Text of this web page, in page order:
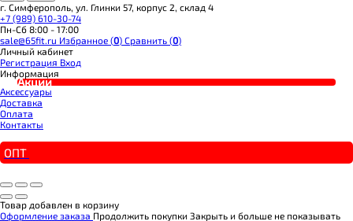
г. Симферополь, ул. Глинки 57, корпус 2, склад 4
+7 (989) 610-30-74
Пн-Сб 8:00 - 17:00
sale@65fit.ru Избранное (0) Сравнить (0)
Личный кабинет
Регистрация Вход
Информация
Акции
Аксессуары
Доставка
Оплата
Контакты
ОПТ
Товар добавлен в корзину
Оформление заказа Продолжить покупки Закрыть и больше не показывать